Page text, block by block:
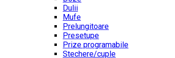
Dulii
Mufe
Prelungitoare
Presetupe
Prize programabile
Stechere/cuple